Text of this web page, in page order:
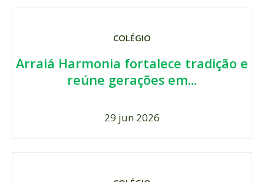
COLÉGIO
Arraiá Harmonia fortalece tradição e
reúne gerações em...
29 jun 2026